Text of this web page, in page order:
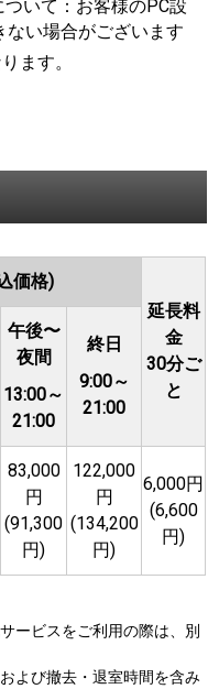
いて：お客様のPC設
ない場合がございます
ます。
価格)
延長料
金
30分ご
と
午後〜
夜間
13:00～
21:00
終日
9:00～
21:00
83,000
円
(91,300
円)
122,000
円
(134,200
円)
6,000円
(6,600
円)
ービスをご利用の際は、別
よび撤去・退室時間を含み